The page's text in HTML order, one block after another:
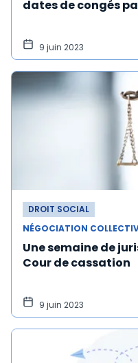
dates de congés
9 juin 2023
DROIT SOCIAL
Une semaine de
Cour de cassation
9 juin 2023